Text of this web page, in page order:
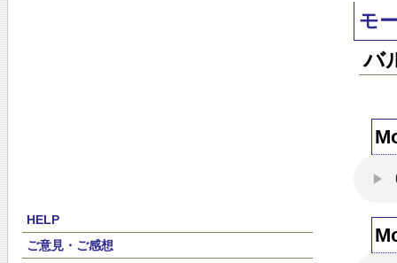
HELP
ご意見・ご感想
モ
バ